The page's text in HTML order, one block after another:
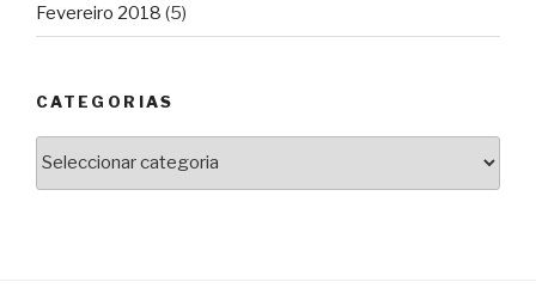
Fevereiro 2018 (5)
CATEGORIAS